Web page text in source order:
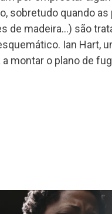
sobretudo quando
de madeira…) são
Ian Hart,
montar o plano de